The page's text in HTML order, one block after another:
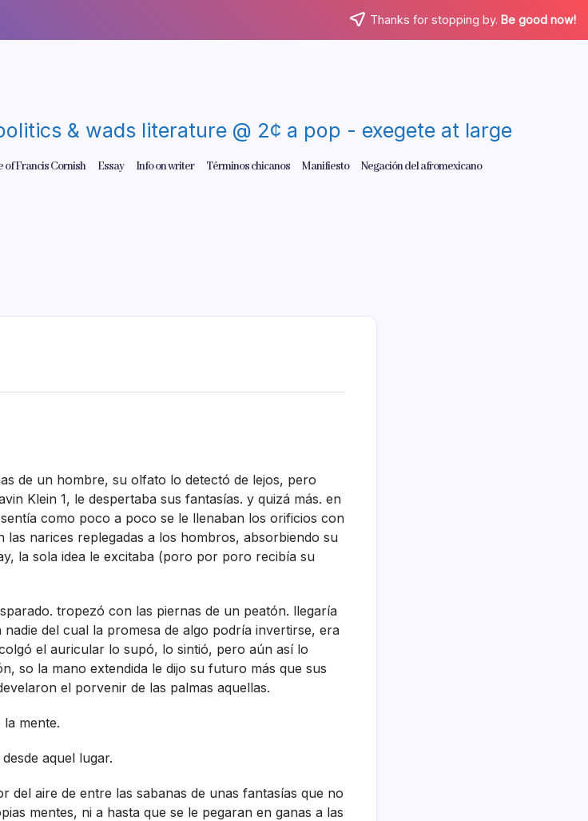
Thanks for stopping by. Be good now!
& wads literature @ 2¢ a pop - exegete at large
of Francis Cornish Essay Info on writer Términos chicanos Manifiesto Negación del afromexicano
de un hombre, su olfato lo detectó de lejos, pero
Klein 1, le despertaba sus fantasí­as. y quizá más. en
como poco a poco se le llenaban los orificios con
las narices replegadas a los hombros, absorbiendo su
la sola idea le excitaba (poro por poro recibí­a su
tropezó con las piernas de un peatón. llegarí­a
del cual la promesa de algo podrí­a invertirse, era
el auricular lo supó, lo sintió, pero aún así­ lo
so la mano extendida le dijo su futuro más que sus
el porvenir de las palmas aquellas.
mente.
aquel lugar.
del aire de entre las sabanas de unas fantasí­as que no
mentes, ni a hasta que se le pegaran en ganas a las